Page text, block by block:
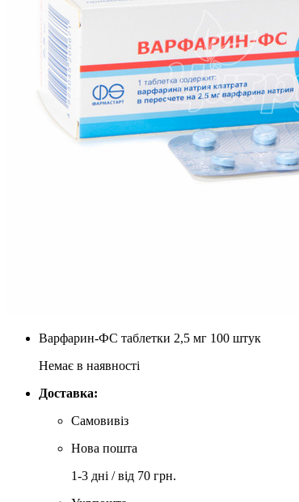
Варфарин-ФС таблетки 2,5 мг 100 штук
Немає в наявності
Доставка:
Самовивіз
Нова пошта
1-3 дні / від 70 грн.